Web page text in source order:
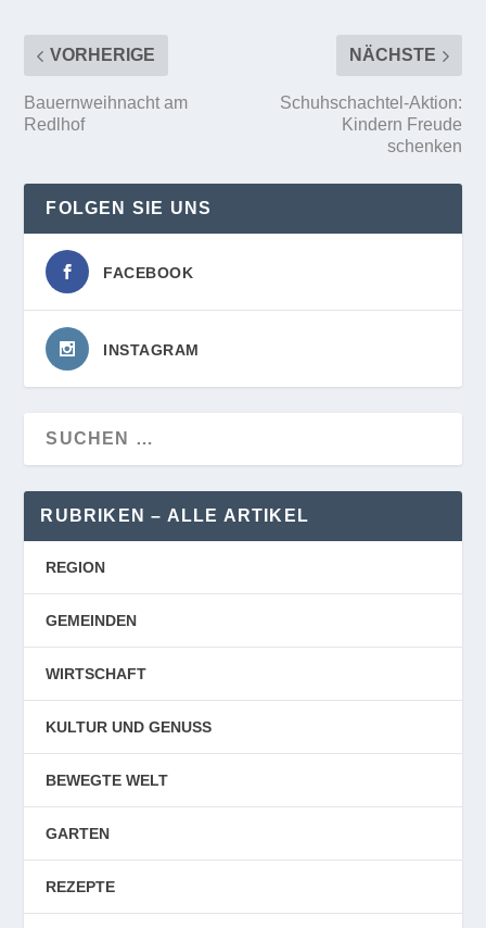
VORHERIGE
Bauernweihnacht am
Redlhof
NÄCHSTE
Schuhschachtel-Aktion:
Kindern Freude
schenken
FOLGEN SIE UNS
FACEBOOK
INSTAGRAM
RUBRIKEN – ALLE ARTIKEL
REGION
GEMEINDEN
WIRTSCHAFT
KULTUR UND GENUSS
BEWEGTE WELT
GARTEN
REZEPTE